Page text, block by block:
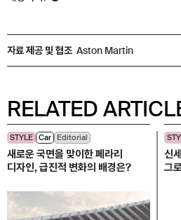
자료 제공 및 협조 Aston Martin
RELATED
STYLE Car Editorial
새로운 국면을 맞이한 페라리
디자인, 급진적 변화의 배경은?
신
그